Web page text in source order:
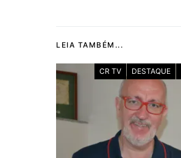
LEIA TAMBÉM...
CR TV DESTAQUE